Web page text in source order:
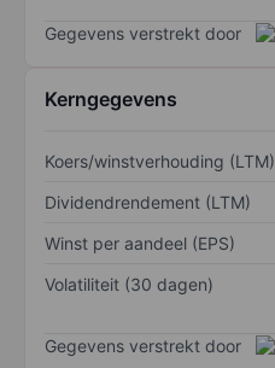
Gegevens verstrekt door
Kerngegevens
Koers/winstverhouding (LTM)
Dividendrendement (LTM)
Winst per aandeel (EPS)
Volatiliteit (30 dagen)
Gegevens verstrekt door